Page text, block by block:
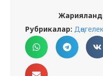
Рубрикалар: